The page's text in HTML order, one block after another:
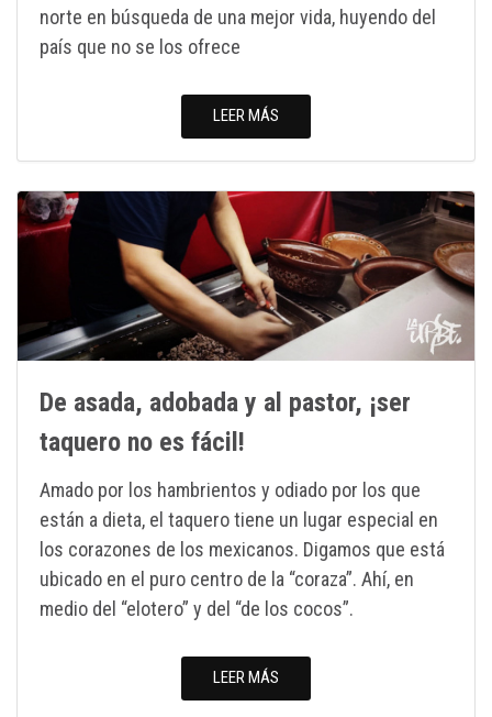
norte en búsqueda de una mejor vida, huyendo del
país que no se los ofrece
LEER MÁS
De asada, adobada y al pastor, ¡ser
taquero no es fácil!
Amado por los hambrientos y odiado por los que
están a dieta, el taquero tiene un lugar especial en
los corazones de los mexicanos. Digamos que está
ubicado en el puro centro de la “coraza”. Ahí, en
medio del “elotero” y del “de los cocos”.
LEER MÁS